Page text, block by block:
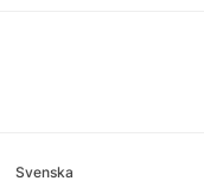
Svenska